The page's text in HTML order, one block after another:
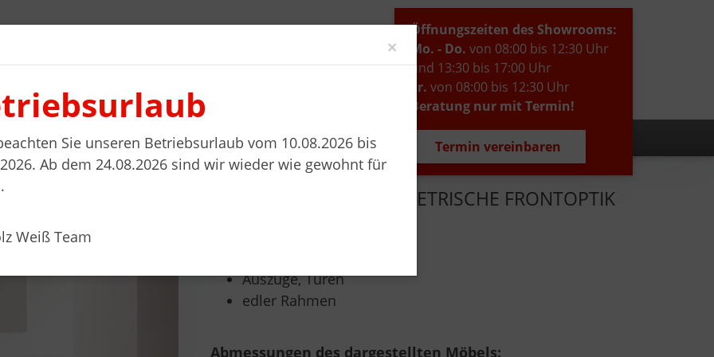
Öffnungszeiten des Showrooms:
Mo. - Do. von 08:00 bis 12:30 Uhr
und 13:30 bis 17:00 Uhr
Fr. von 08:00 bis 12:30 Uhr
Beratung nur mit Termin!
Termin vereinbaren
planen Wohnwelten Stellenanzeigen Kontakt
UNTERSCHRANK, SYMMETRISCHE FRONTOPTIK
Auszüge, Türen
edler Rahmen
Abmessungen des dargestellten Möbels:
× Close
Sie unseren Betriebsurlaub vom 10.08.2026 bis
Ab dem 24.08.2026 sind wir wieder wie gewohnt für
Weiß Team